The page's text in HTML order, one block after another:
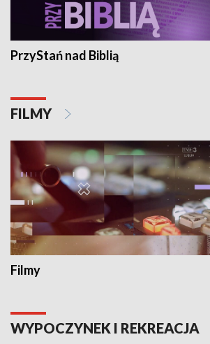
PrzyStań nad Biblią
FILMY
Filmy
WYPOCZYNEK I REKREACJA